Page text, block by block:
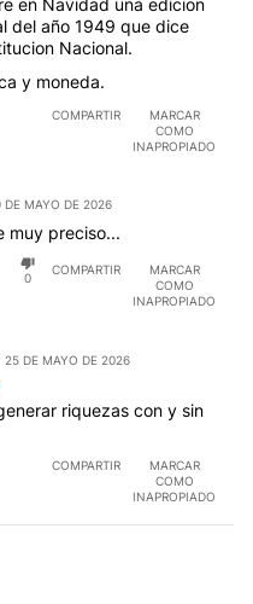
del año 1949 que dice
Nacional.
y moneda.
COMPARTIR
MARCAR
COMO
INAPROPIADO
Gentile.
DE MAYO DE 2026
muy preciso...
0
COMPARTIR
MARCAR
COMO
INAPROPIADO
25 DE MAYO DE 2026
riquezas con y sin
COMPARTIR
MARCAR
COMO
INAPROPIADO